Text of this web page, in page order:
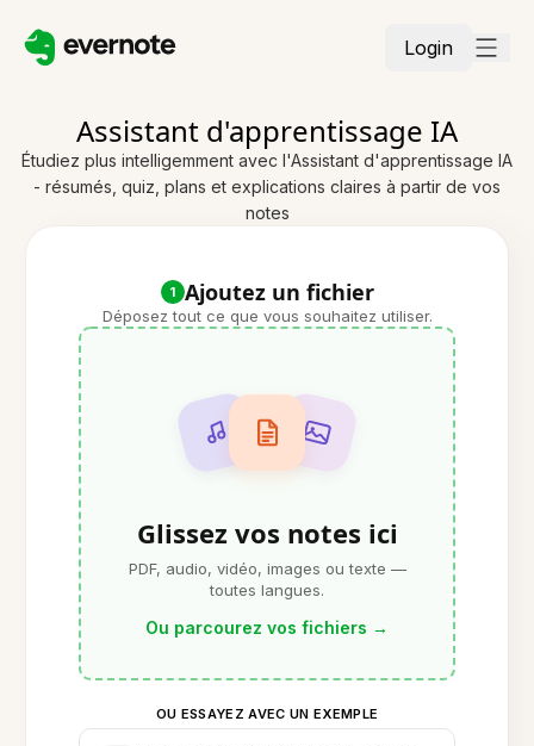
Login
Assistant d'apprentissage IA
Étudiez plus intelligemment avec l'Assistant d'apprentissage IA
- résumés, quiz, plans et explications claires à partir de vos
notes
1 Ajoutez un fichier
Déposez tout ce que vous souhaitez utiliser.
Glissez vos notes ici
PDF, audio, vidéo, images ou texte —
toutes langues.
Ou parcourez vos fichiers →
OU ESSAYEZ AVEC UN EXEMPLE